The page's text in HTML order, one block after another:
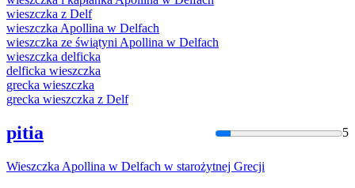
wieszczka z Delf
wieszczka Apollina w Delfach
wieszczka ze świątyni Apollina w Delfach
wieszczka delficka
delficka wieszczka
grecka wieszczka
grecka wieszczka z Delf
pitia 5
Wieszczka Apollina w Delfach w starożytnej Grecji